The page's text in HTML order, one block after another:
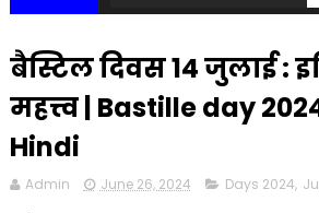
बैस्टिल दिवस 14 जुलाई :
महत्त्व | Bastille day
Hindi
Admin June 26, 2024 Days 2024,